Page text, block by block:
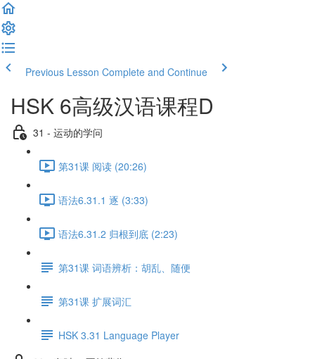
Previous Lesson Complete and Continue
HSK 6高级汉语课程D
31 - 运动的学问
第31课 阅读 (20:26)
语法6.31.1 逐 (3:33)
语法6.31.2 归根到底 (2:23)
第31课 词语辨析：胡乱、随便
第31课 扩展词汇
HSK 3.31 Language Player